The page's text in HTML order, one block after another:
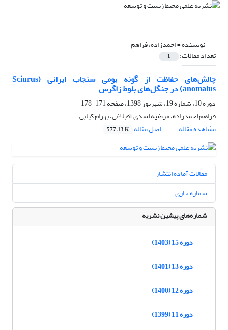
نویسنده =احمدزاده، فراهم
تعداد مقالات: 1
چالش‌‌های حفاظت از گونه بومی سنجاب ایرانی (Sciurus
anomalus) در جنگل‌‌های بلوط زاگرس
دوره 10، شماره 19، شهریور 1398، صفحه
171-178
فراهم احمدزاده، مرضیه اسدی آقبلاغی، بهرام کیابی
مشاهده مقاله
اصل مقاله 577.13 K
مقالات آماده انتشار
شماره جاری
شماره‌های پیشین نشریه
دوره 15 (1403)
دوره 13 (1401)
دوره 12 (1400)
دوره 11 (1399)